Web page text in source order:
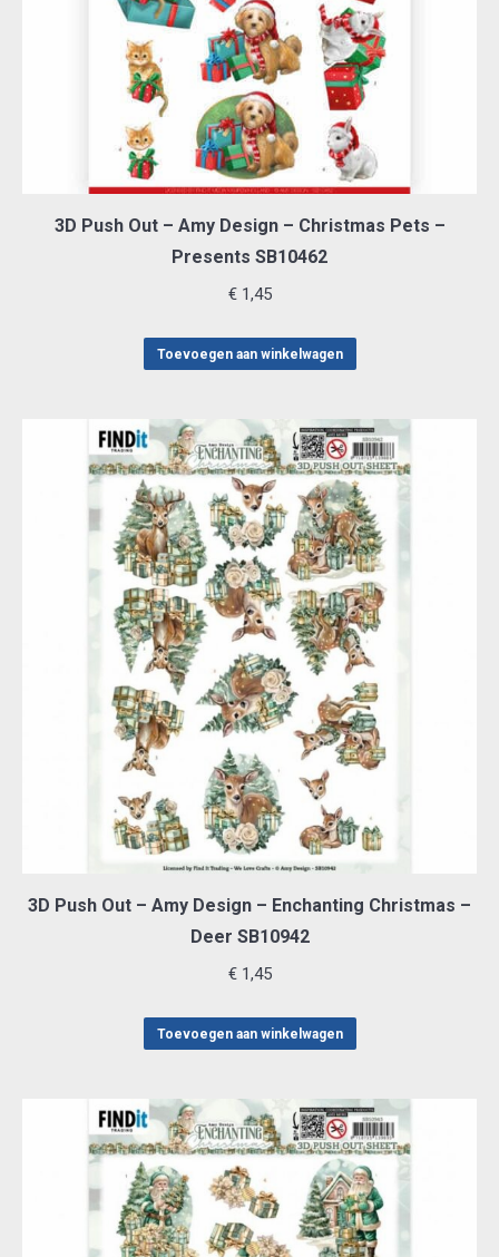
3D Push Out – Amy Design – Christmas Pets –
Presents SB10462
€1,45
Toevoegen aan winkelwagen
3D Push Out – Amy Design – Enchanting Christmas –
Deer SB10942
€1,45
Toevoegen aan winkelwagen